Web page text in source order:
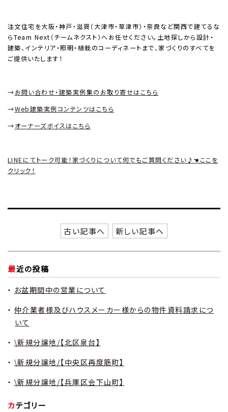
注文住宅を大阪・神戸・滋賀（大津市・草津市）・奈良など関西で建てるな
らTeam Next （チームネクスト）へお任せください。土地探しから設計・
建築、インテリア・照明・植栽のコーディネートまで、家づくりのすべてを
ご提供いたします！
→お問い合わせ・建築実例集のお取り寄せはこちら
→Web建築実例コンテンツはこちら
→オーナーズボイスはこちら
LINEにてトーク可能！家づくりについて何でもご質問ください♪☚ここを
クリック！
古い記事へ 新しい記事へ
最近の投稿
お盆期間中の営業について
仲介業者様及びハウスメーカー様からの物件資料請求につ
いて
\新規分譲地/【北区泉台】
\新規分譲地/【中央区再度筋町】
\新規分譲地/【兵庫区会下山町】
カテゴリー